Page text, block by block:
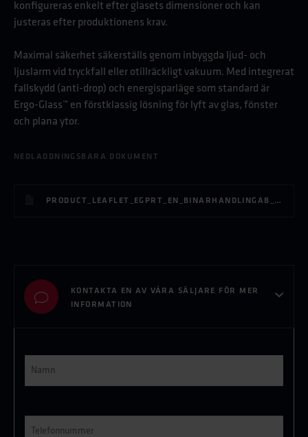
konfigureras enkelt efter glasets dimensioner och kan
justeras efter produktionens krav.
Maximal säkerhet säkerställs genom inbyggda ljud- och
ljuslarm vid tryckfall eller otillräckligt vakuum. Med integrerat
fallskydd (anti-drop) och energisparläge som standard är
Ergo-Glass™ en förstklassig lösning för lyft av glas, fönster
och plana ytor.
NEDLADDNINGSBARA DOKUMENT
PRODUCT_LEAFLET_EGPRT_EN_BINARHANDLINGAB_3.2.PDF
KONTAKTA EN AV VÅRA SÄLJARE FÖR MER
INFORMATION
Namn *